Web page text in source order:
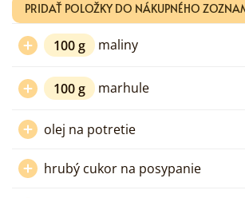
PRIDAŤ POLOŽKY DO NÁKUPNÉHO
100g maliny
100g marhule
olej na potretie
hrubý cukor na posypanie